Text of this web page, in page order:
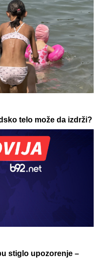
od majke? Sve što
niko ne planira